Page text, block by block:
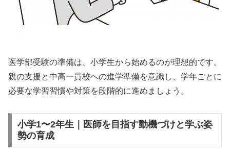
医学部受験の準備は、小学生から始めるのが理想的です。
親の支援と中高一貫校への進学準備を意識し、学年ごとに
必要な学習習慣や対策を段階的に進めましょう。
小学1〜2年生｜医師を目指す動機づけと学ぶ姿
勢の育成